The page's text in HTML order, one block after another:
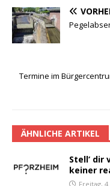
Termine im
ÄHNLICHE ARTIKEL
Stell‘ dir
keiner
Freitag,